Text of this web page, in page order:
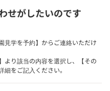
せがしたいのです
見学を予約】からご連絡いただけ
より該当の内容を選択し、【その
をご記入ください。